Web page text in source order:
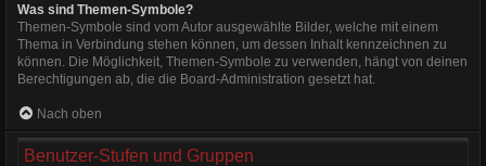
Was sind Themen-Symbole?
Themen-Symbole sind vom Autor ausgewählte Bilder, welche mit einem
Thema in Verbindung stehen können, um dessen Inhalt kennzeichnen zu
können. Die Möglichkeit, Themen-Symbole zu verwenden, hängt von deinen
Berechtigungen ab, die die Board-Administration gesetzt hat.
Nach oben
Benutzer-Stufen und Gruppen